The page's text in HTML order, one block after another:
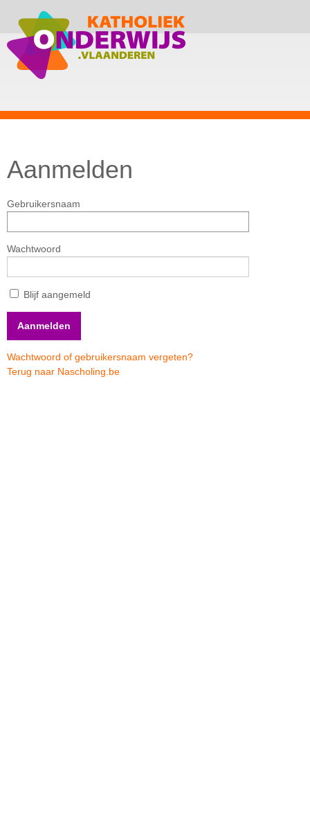
Aanmelden
Gebruikersnaam
Wachtwoord
Blijf aangemeld
Wachtwoord of gebruikersnaam vergeten?
Terug naar Nascholing.be